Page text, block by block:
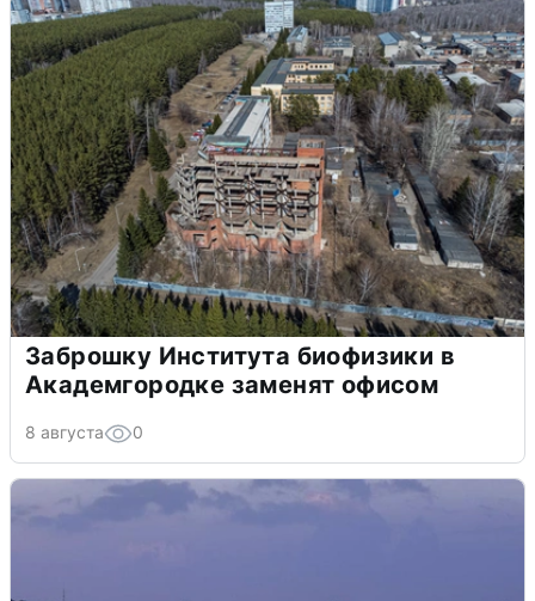
Заброшку Института биофизики в
Академгородке заменят офисом
8 августа 0